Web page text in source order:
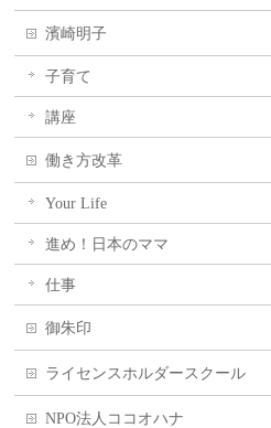
濱崎明子
子育て
講座
働き方改革
Your Life
進め！日本のママ
仕事
御朱印
ライセンスホルダースクール
NPO法人ココオハナ